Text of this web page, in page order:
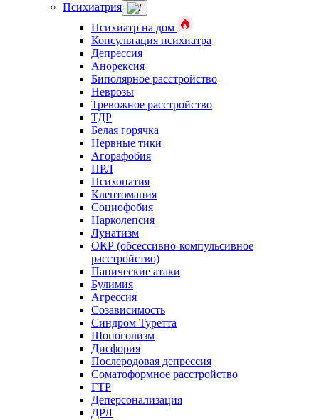
Психиатрия
Психиатр на дом
Консультация психиатра
Депрессия
Анорексия
Биполярное расстройство
Неврозы
Тревожное расстройство
ТДР
Белая горячка
Нервные тики
Агорафобия
ПРЛ
Психопатия
Клептомания
Социофобия
Нарколепсия
Лунатизм
ОКР (обсессивно-компульсивное
расстройство)
Панические атаки
Булимия
Агрессия
Созависимость
Синдром Туретта
Шопоголизм
Дисфория
Послеродовая депрессия
Соматоформное расстройство
ГТР
Деперсонализация
ДРЛ